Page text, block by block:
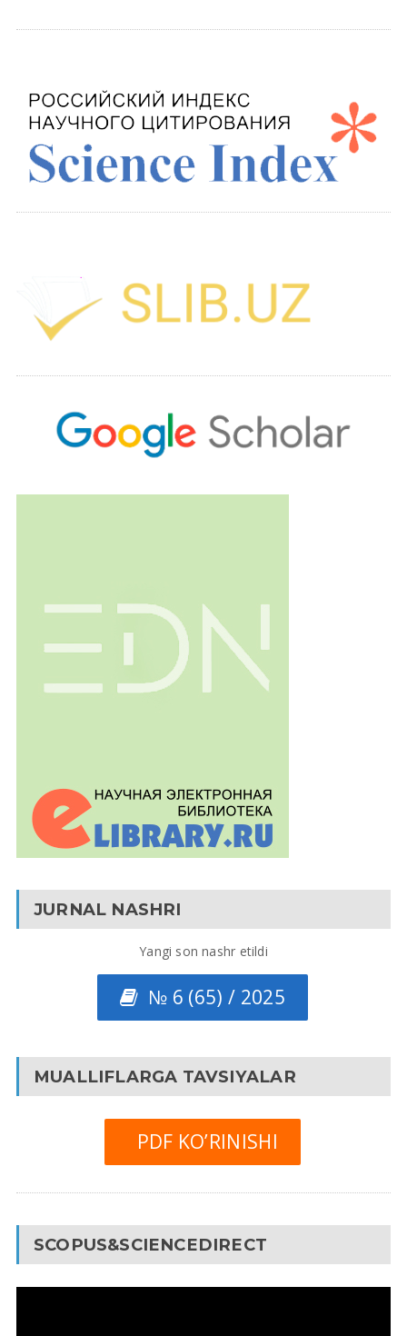
JURNAL NASHRI
Yangi son nashr etildi
№ 6 (65) / 2025
MUALLIFLARGA TAVSIYALAR
PDF KO’RINISHI
SCOPUS&SCIENCEDIRECT